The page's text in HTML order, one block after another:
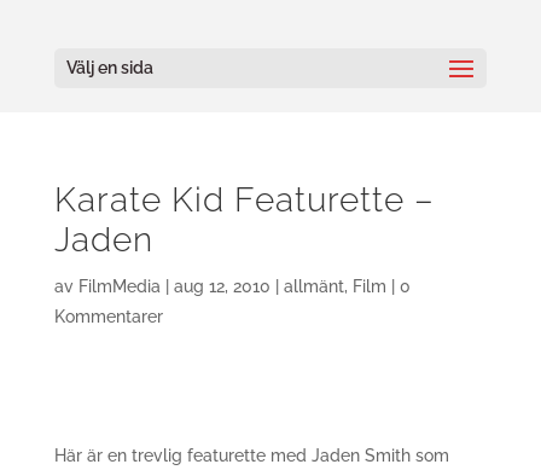
Välj en sida
Karate Kid Featurette –
Jaden
av FilmMedia aug 12, 2010 allmänt, Film
0
Kommentarer
Här är en trevlig featurette med Jaden Smith som